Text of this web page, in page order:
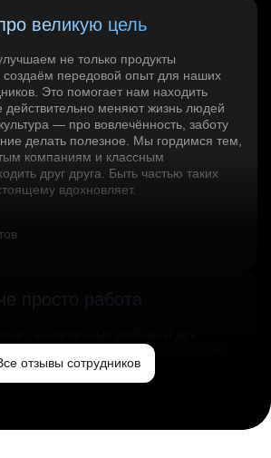
великую цель
не только продукты
передовой опыт для наших
Это помогает нам находить
действительно меняют жизнь людей
— про вовлечённость, заботу
делать полезное. Мы гордимся тем,
компаниям и классным
друг друга. Быть частью таких
вдохновляет.
просто работа
миру и создаём лучший сервис
стране.
отзывы сотрудников